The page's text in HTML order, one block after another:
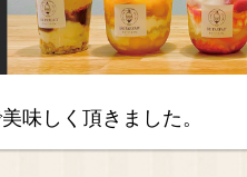
味しく頂きました。